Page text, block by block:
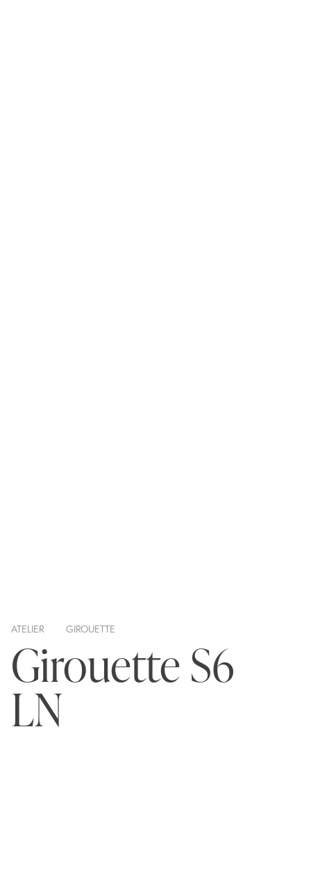
ATELIER GIROUETTE
Girouette S6
LN